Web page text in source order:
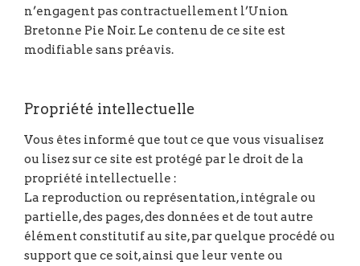
n’engagent pas contractuellement l’Union
Bretonne Pie Noir. Le contenu de ce site est
modifiable sans préavis.
Propriété intellectuelle
Vous êtes informé que tout ce que vous visualisez
ou lisez sur ce site est protégé par le droit de la
propriété intellectuelle :
La reproduction ou représentation, intégrale ou
partielle, des pages, des données et de tout autre
élément constitutif au site, par quelque procédé ou
support que ce soit, ainsi que leur vente ou